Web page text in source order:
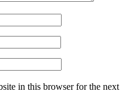
in this browser for the next